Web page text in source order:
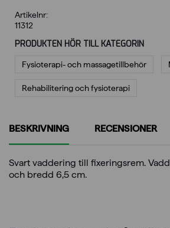
Artikelnr:
11312
PRODUKTEN HÖR TILL KATEGORIN
Fysioterapi- och massagetillbehör
Rehabilitering och fysioterapi
BESKRIVNING RECENSIONER
Svart vaddering till fixeringsrem.
och bredd 6,5 cm.